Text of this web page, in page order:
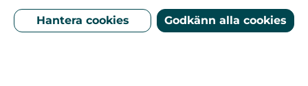
Hantera cookies
Godkänn alla cookies